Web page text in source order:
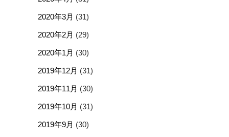
2020年3月 (31)
2020年2月 (29)
2020年1月 (30)
2019年12月 (31)
2019年11月 (30)
2019年10月 (31)
2019年9月 (30)